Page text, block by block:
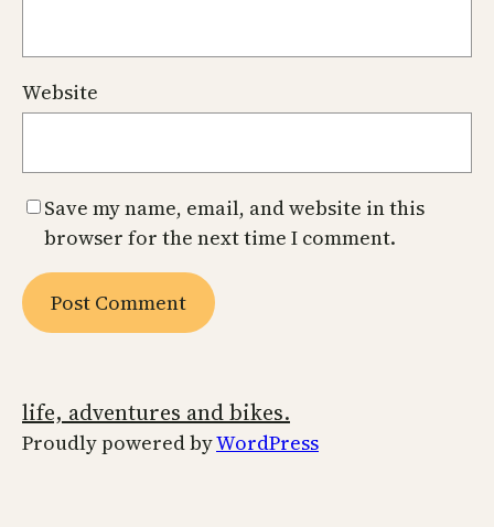
Website
Save my name, email, and website in this
browser for the next time I comment.
life, adventures and bikes.
Proudly powered byWordPress